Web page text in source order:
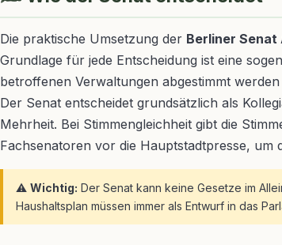
Die praktische Umsetzung der Berliner Senat
Grundlage für jede Entscheidung ist eine
betroffenen Verwaltungen abgestimmt
Der Senat entscheidet grundsätzlich als
Mehrheit. Bei Stimmengleichheit gibt die
Fachsenatoren vor die Hauptstadtpresse, um
⚠️ Wichtig: Der Senat kann keine Gesetze im
Haushaltsplan müssen immer als Entwurf in das